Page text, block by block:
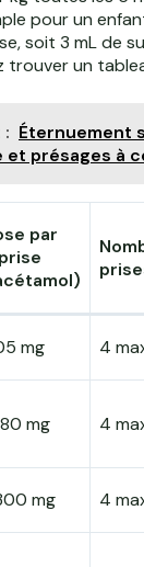
pour un
soit 3 mL de
trouver un
Éternuement
et présages à
par
prise
mg 4
mg 4
mg 4